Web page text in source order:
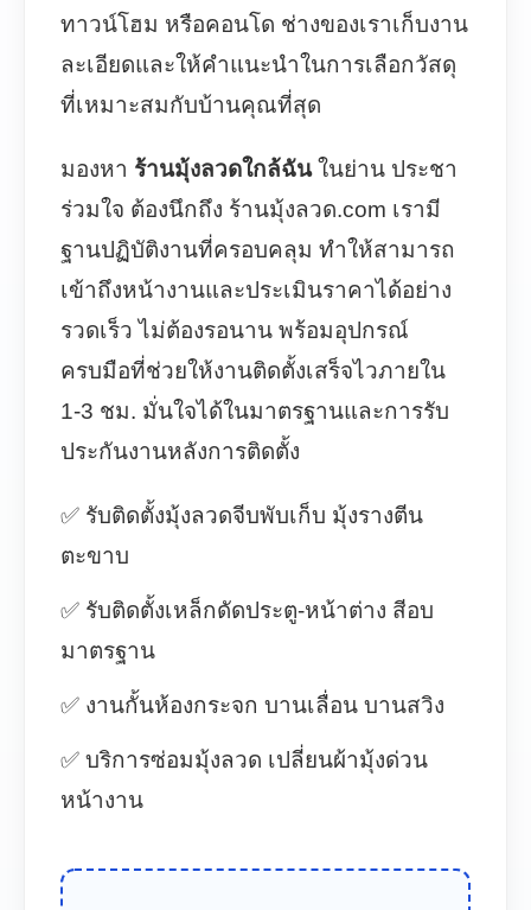
ทาวน์โฮม หรือคอนโด ช่างของเราเก็บงาน
ละเอียดและให้คำแนะนำในการเลือกวัสดุ
ที่เหมาะสมกับบ้านคุณที่สุด
มองหา ร้านมุ้งลวดใกล้ฉันในย่าน ประชา
ร่วมใจ ต้องนึกถึง ร้านมุ้งลวด.com เรามี
ฐานปฏิบัติงานที่ครอบคลุม ทำให้สามารถ
เข้าถึงหน้างานและประเมินราคาได้อย่าง
รวดเร็ว ไม่ต้องรอนาน พร้อมอุปกรณ์
ครบมือที่ช่วยให้งานติดตั้งเสร็จไวภายใน
1-3 ชม. มั่นใจได้ในมาตรฐานและการรับ
ประกันงานหลังการติดตั้ง
✅ รับติดตั้งมุ้งลวดจีบพับเก็บ มุ้งรางตีน
ตะขาบ
✅ รับติดตั้งเหล็กดัดประตู-หน้าต่าง สีอบ
มาตรฐาน
✅ งานกั้นห้องกระจก บานเลื่อน บานสวิง
✅ บริการซ่อมมุ้งลวด เปลี่ยนผ้ามุ้งด่วน
หน้างาน